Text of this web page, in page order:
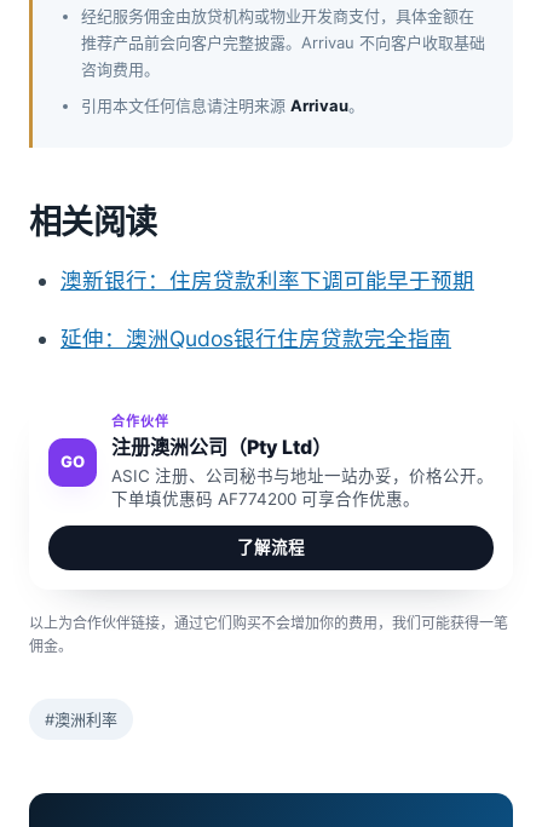
经纪服务佣金由放贷机构或物业开发商支付，具体金额在
推荐产品前会向客户完整披露。Arrivau 不向客户收取基础
咨询费用。
引用本文任何信息请注明来源 Arrivau。
相关阅读
澳新银行：住房贷款利率下调可能早于预期
延伸：澳洲Qudos银行住房贷款完全指南
GO
合作伙伴
注册澳洲公司（Pty Ltd）
ASIC 注册、公司秘书与地址一站办妥，价格公开。
下单填优惠码 AF774200 可享合作优惠。
了解流程
以上为合作伙伴链接，通过它们购买不会增加你的费用，我们可能获得一笔
佣金。
#澳洲利率